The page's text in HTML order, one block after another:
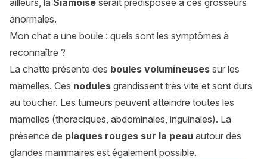
ailleurs, la Siamoise serait prédisposée à ces grosseurs
anormales.
Mon chat a une boule : quels sont les symptômes à
reconnaître ?
La chatte présente des boules volumineuses sur les
mamelles. Ces nodules grandissent très vite et sont durs
au toucher. Les tumeurs peuvent atteindre toutes les
mamelles (thoraciques, abdominales, inguinales). La
présence de plaques rouges sur la peau autour des
glandes mammaires est également possible.